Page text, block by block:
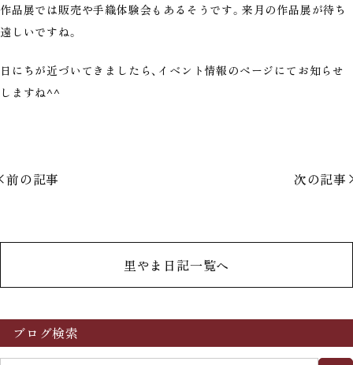
作品展では販売や手織体験会もあるそうです。来月の作品展が待ち
遠しいですね。
日にちが近づいてきましたら、イベント情報のページにてお知らせ
しますね^^
前の記事 次の記事
里やま日記一覧へ
ブログ検索